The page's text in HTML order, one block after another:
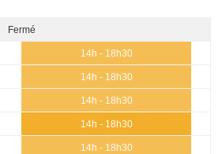
Fermé
14h - 18h30
14h - 18h30
14h - 18h30
14h - 18h30
14h - 18h30